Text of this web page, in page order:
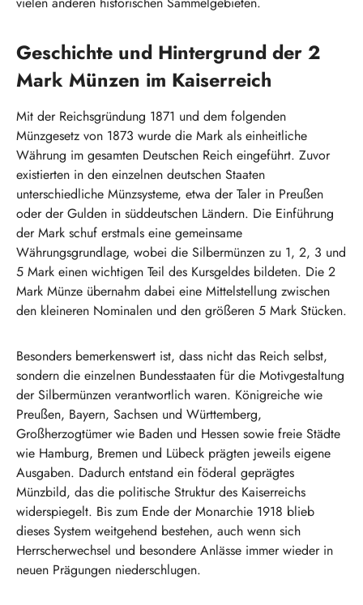
Geschichte und Hintergrund der 2
Mark Münzen im Kaiserreich
Mit der Reichsgründung 1871 und dem folgenden
Münzgesetz von 1873 wurde die Mark als einheitliche
Währung im gesamten Deutschen Reich eingeführt. Zuvor
existierten in den einzelnen deutschen Staaten
unterschiedliche Münzsysteme, etwa der Taler in Preußen
oder der Gulden in süddeutschen Ländern. Die Einführung
der Mark schuf erstmals eine gemeinsame
Währungsgrundlage, wobei die Silbermünzen zu 1, 2, 3 und
5 Mark einen wichtigen Teil des Kursgeldes bildeten. Die 2
Mark Münze übernahm dabei eine Mittelstellung zwischen
den kleineren Nominalen und den größeren 5 Mark Stücken.
Besonders bemerkenswert ist, dass nicht das Reich selbst,
sondern die einzelnen Bundesstaaten für die Motivgestaltung
der Silbermünzen verantwortlich waren. Königreiche wie
Preußen, Bayern, Sachsen und Württemberg,
Großherzogtümer wie Baden und Hessen sowie freie Städte
wie Hamburg, Bremen und Lübeck prägten jeweils eigene
Ausgaben. Dadurch entstand ein föderal geprägtes
Münzbild, das die politische Struktur des Kaiserreichs
widerspiegelt. Bis zum Ende der Monarchie 1918 blieb
dieses System weitgehend bestehen, auch wenn sich
Herrscherwechsel und besondere Anlässe immer wieder in
neuen Prägungen niederschlugen.